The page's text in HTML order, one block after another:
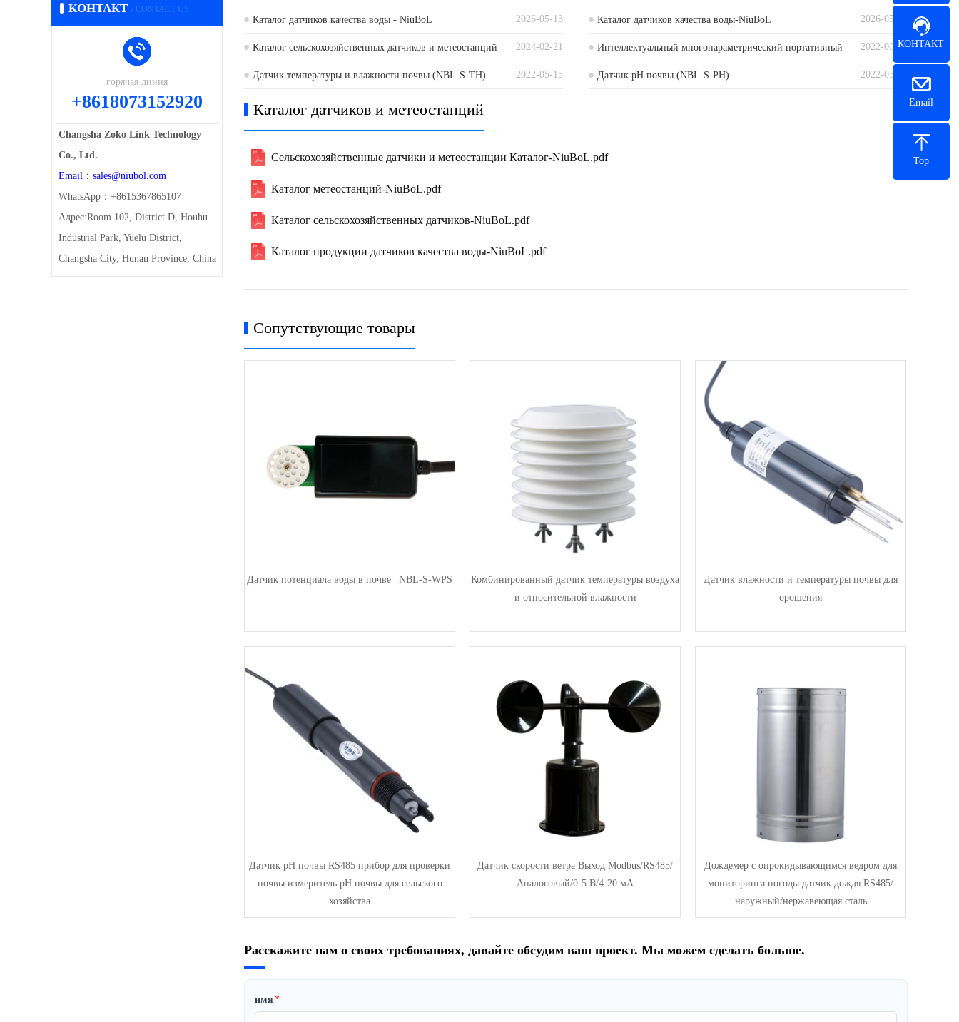
КОНТАКТ / CONTACT US
горячая линия
+8618073152920
Changsha Zoko Link Technology
Co., Ltd.
Email：sales@niubol.com
WhatsApp：+8615367865107
Адрес:Room 102, District D, Houhu
Industrial Park, Yuelu District,
Changsha City, Hunan Province, China
2026-05-13
Каталог датчиков качества воды - NiuBoL 2026-05-12
Каталог датчиков качества воды-NiuBoL
2024-02-21
Каталог сельскохозяйственных датчиков и метеостанций
NiuBoL(Новый)
2022-06-10
Интеллектуальный многопараметрический портативный
тестер
2022-05-15
Датчик температуры и влажности почвы (NBL-S-TH) 2022-05-15
Датчик pH почвы (NBL-S-PH)
Каталог датчиков и метеостанций
Сельскохозяйственные датчики и метеостанции Каталог-NiuBoL.pdf
Каталог метеостанций-NiuBoL.pdf
Каталог сельскохозяйственных датчиков-NiuBoL.pdf
Каталог продукции датчиков качества воды-NiuBoL.pdf
Сопутствующие товары
Датчик потенциала воды в почве | NBL-S-WPS
Комбинированный датчик температуры воздуха
и относительной влажности
Датчик влажности и температуры почвы для
орошения
Датчик pH почвы RS485 прибор для проверки
почвы измеритель pH почвы для сельского
хозяйства
Датчик скорости ветра Выход Modbus/RS485/
Аналоговый/0-5 В/4-20 мА
Дождемер с опрокидывающимся ведром для
мониторинга погоды датчик дождя RS485/
наружный/нержавеющая сталь
Расскажите нам о своих требованиях, давайте обсудим ваш проект. Мы можем сделать больше.
имя *
КОНТАКТ
Email
Тоp